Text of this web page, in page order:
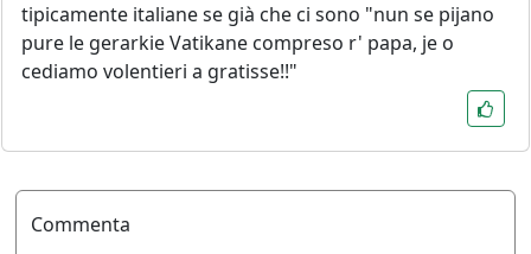
tipicamente italiane se già che ci sono "nun se pijano
pure le gerarkie Vatikane compreso r' papa, je o
cediamo volentieri a gratisse!!"
Commenta